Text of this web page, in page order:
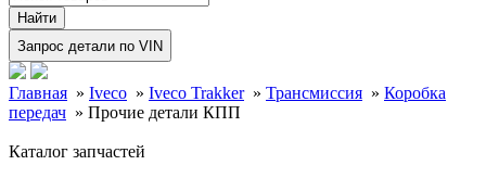
Главная » Iveco » Iveco Trakker » Трансмиссия » Коробка
передач » Прочие детали КПП
Каталог запчастей